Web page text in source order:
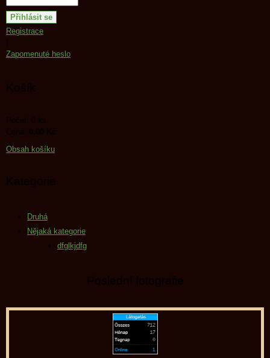
Registrace
Zapomenuté heslo
Košík
Počet: 0 ks
Cena:
0,00 Kč
Obsah košíku
Kategorie
Druhá
Nějaká kategorie
dfglkjdfg
Poslední fotografie